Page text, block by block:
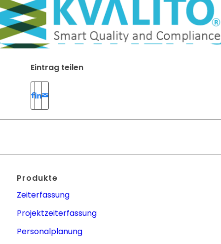
Eintrag teilen
Produkte
Zeiterfassung
Projektzeiterfassung
Personalplanung